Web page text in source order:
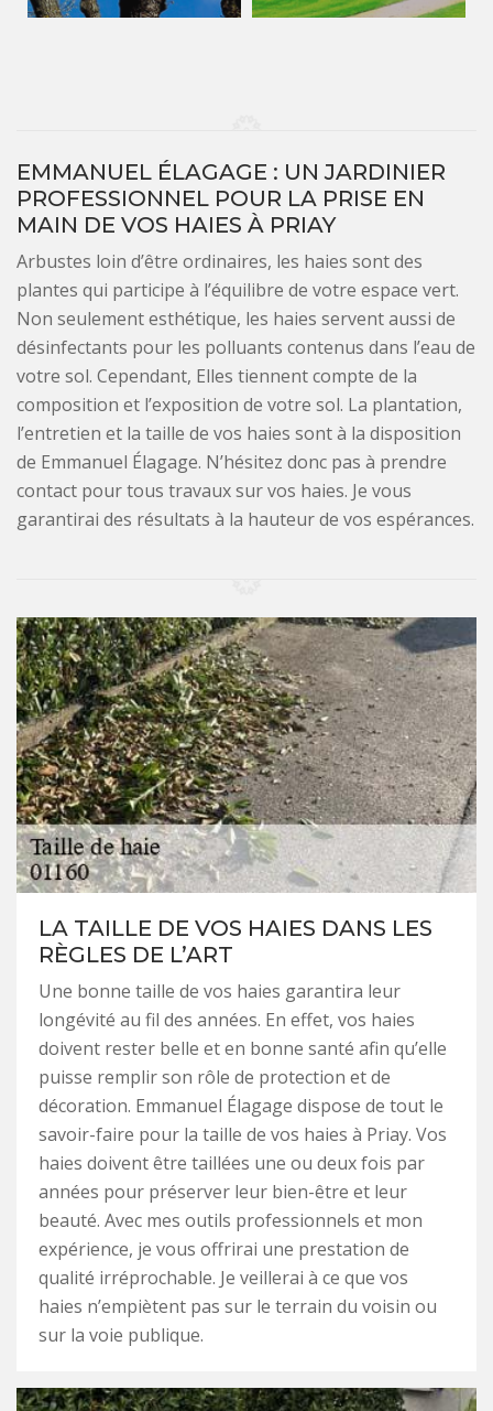
EMMANUEL ÉLAGAGE : UN JARDINIER
PROFESSIONNEL POUR LA PRISE EN
MAIN DE VOS HAIES À PRIAY
Arbustes loin d’être ordinaires, les haies sont des
plantes qui participe à l’équilibre de votre espace vert.
Non seulement esthétique, les haies servent aussi de
désinfectants pour les polluants contenus dans l’eau de
votre sol. Cependant, Elles tiennent compte de la
composition et l’exposition de votre sol. La plantation,
l’entretien et la taille de vos haies sont à la disposition
de Emmanuel Élagage. N’hésitez donc pas à prendre
contact pour tous travaux sur vos haies. Je vous
garantirai des résultats à la hauteur de vos espérances.
LA TAILLE DE VOS HAIES DANS LES
RÈGLES DE L’ART
Une bonne taille de vos haies garantira leur
longévité au fil des années. En effet, vos haies
doivent rester belle et en bonne santé afin qu’elle
puisse remplir son rôle de protection et de
décoration. Emmanuel Élagage dispose de tout le
savoir-faire pour la taille de vos haies à Priay. Vos
haies doivent être taillées une ou deux fois par
années pour préserver leur bien-être et leur
beauté. Avec mes outils professionnels et mon
expérience, je vous offrirai une prestation de
qualité irréprochable. Je veillerai à ce que vos
haies n’empiètent pas sur le terrain du voisin ou
sur la voie publique.